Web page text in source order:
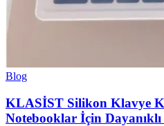
Blog
KLASİST Silikon Klavye
Notebooklar İçin Dayanıklı